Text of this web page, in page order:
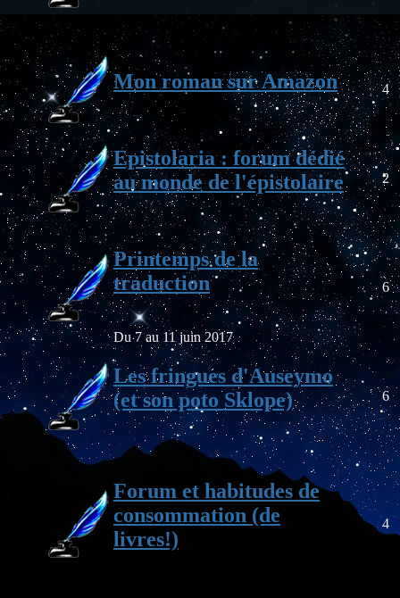
Mon roman sur Amazon 4
Epistolaria : forum dédié
au monde de l'épistolaire
2
Printemps de la
traduction
Du 7 au 11 juin 2017
6
Les fringues d'Auseymo
(et son poto Sklope)
6
Forum et habitudes de
consommation (de
livres!)
4